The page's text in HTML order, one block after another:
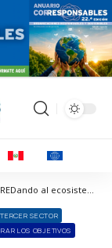
Corresponsables > Noticias > Vuelve NESI forum, enREDando al ecosistema de impacto
TERCER SECTOR
LOS OBJETIVOS